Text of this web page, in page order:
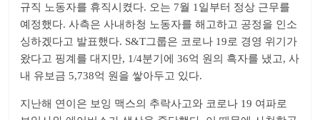
규직 노동자를 휴직시켰다. 오는 7월 1일부터 정상 근무를
예정했다. 사측은 사내하청 노동자를 해고하고 공정을 인소
싱하겠다고 발표했다. S&T그룹은 코로나 19로 경영 위기가
왔다고 핑계를 대지만, 1/4분기에 36억 원의 흑자를 냈고, 사
내 유보금 5,738억 원을 쌓아두고 있다.
지난해 연이은 보잉 맥스의 추락사고와 코로나 19 여파로